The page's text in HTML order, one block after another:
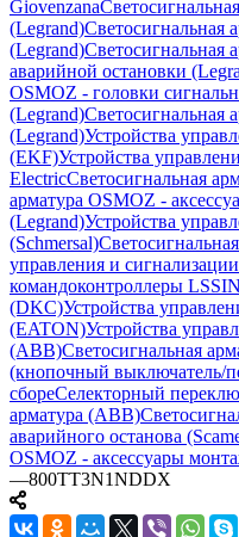
Giovenzana
(Legrand)Светосигнальная
(Legrand)Светосигнальная
аварийной остановки
OSMOZ - головки
(Legrand)Светосигнальная
(Legrand)Устройства
(EKF)Устройства
ElectricСветосигнальная
арматура OSMOZ -
(Legrand)Устройства
(Schmersal)
управления и
командоконтроллеры
(DKC)Устройства
(EATON)Устройства
(ABB)Светосигнальная
(кнопочный выключатель/
сбореСелекторный
арматура (ABB)
аварийного останова
OSMOZ - аксессуары
—800TT3N1NDDX